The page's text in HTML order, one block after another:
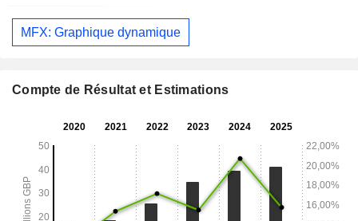
MFX: Graphique dynamique
Compte de Résultat et Estimations